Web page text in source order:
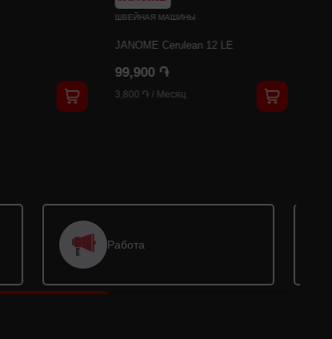
ШВЕЙНАЯ МАШИНЫ
JANOME Cerulean 12 LE
99,900 ֏
3,800 ֏ / Месяц
Работа